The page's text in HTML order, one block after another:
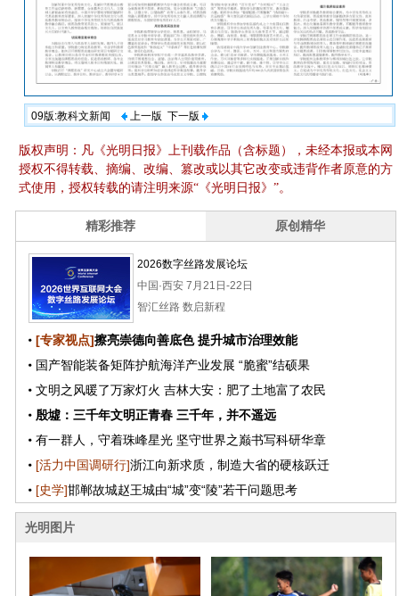
09版:教科文新闻 上一版 下一版
版权声明：凡《光明日报》上刊载作品（含标题），未经本报或本网
授权不得转载、摘编、改编、篡改或以其它改变或违背作者原意的方
式使用，授权转载的请注明来源“《光明日报》”。